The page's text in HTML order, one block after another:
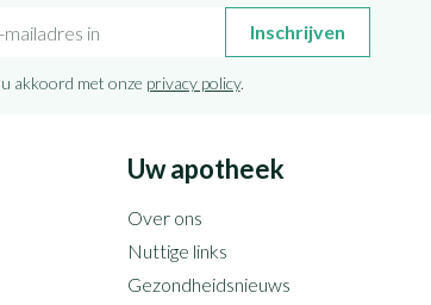
Inschrijven
akkoord met onze privacy policy.
Uw apotheek
Over ons
Nuttige links
Gezondheidsnieuws